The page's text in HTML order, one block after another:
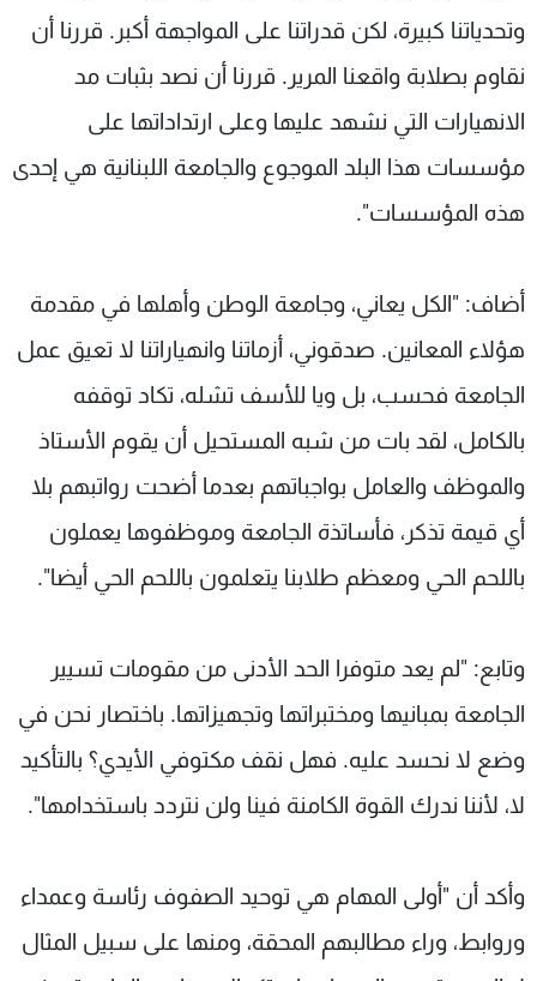
وتحدياتنا كبيرة، لكن قدراتنا على المواجهة أكبر. قررنا أن
نقاوم بصلابة واقعنا المرير. قررنا أن نصد بثبات مد
الانهيارات التي نشهد عليها وعلى ارتداداتها على
مؤسسات هذا البلد الموجوع والجامعة اللبنانية هي إحدى
هذه المؤسسات".
أضاف: "الكل يعاني، وجامعة الوطن وأهلها في مقدمة
هؤلاء المعانين. صدقوني، أزماتنا وانهياراتنا لا تعيق عمل
الجامعة فحسب، بل ويا للأسف تشله، تكاد توقفه
بالكامل، لقد بات من شبه المستحيل أن يقوم الأستاذ
والموظف والعامل بواجباتهم بعدما أضحت رواتبهم بلا
أي قيمة تذكر، فأساتذة الجامعة وموظفوها يعملون
باللحم الحي ومعظم طلابنا يتعلمون باللحم الحي أيضا".
وتابع: "لم يعد متوفرا الحد الأدنى من مقومات تسيير
الجامعة بمبانيها ومختبراتها وتجهيزاتها. باختصار نحن في
وضع لا نحسد عليه. فهل نقف مكتوفي الأيدي؟ بالتأكيد
لا، لأننا ندرك القوة الكامنة فينا ولن نتردد باستخدامها".
وأكد أن "أولى المهام هي توحيد الصفوف رئاسة وعمداء
وروابط، وراء مطالبهم المحقة، ومنها على سبيل المثال